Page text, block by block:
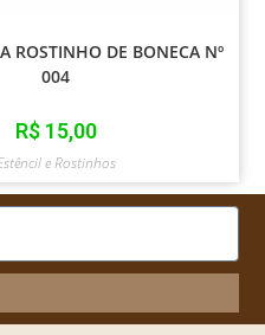
ROSTINHO DE BONECA Nº
004
R$15,00
e Rostinhos